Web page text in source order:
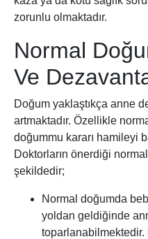
zorunlu olmaktadır.
Normal
Ve
Doğum yaklaştıkça anne
artmaktadır. Özellikle
doğummu kararı hamileyi
Doktorların önerdiği
şekildedir;
Normal doğumda
yoldan geldiğinde